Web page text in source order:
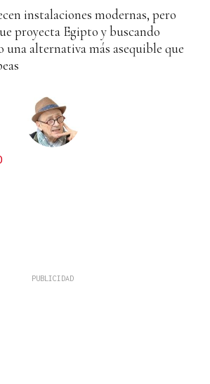
instalaciones modernas, pero
proyecta Egipto y buscando
una alternativa más asequible que